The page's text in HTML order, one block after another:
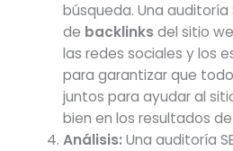
búsqueda. Una auditoría
de backlinks del sitio
las redes sociales y los
para garantizar que
juntos para ayudar al
bien en los resultados
Análisis:Una auditoría